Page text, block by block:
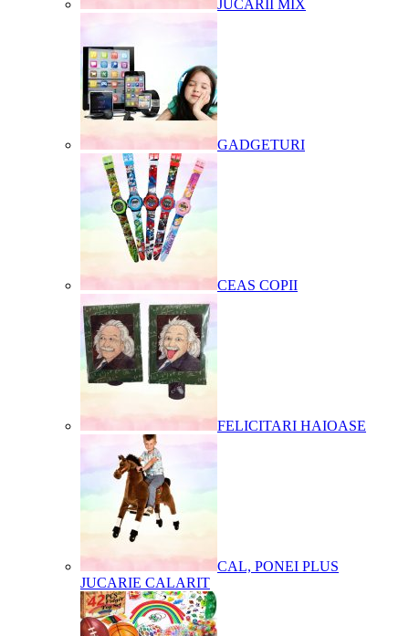
JUCARII MIX
GADGETURI
CEAS COPII
FELICITARI HAIOASE
CAL, PONEI PLUS
JUCARIE CALARIT